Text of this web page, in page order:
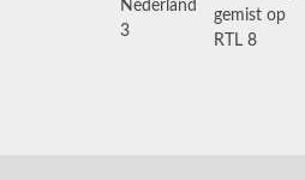
Nederland
3
gemist op
RTL 8